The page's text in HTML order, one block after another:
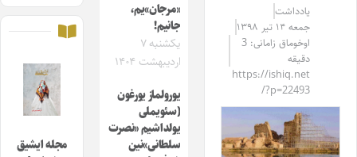
یادداشت
جمعه ۱۴ تیر ۱۳۹۸
اوخوماق زامانی: 3
دقیقه
https://ishiq.net
/?p=22493
«مرجان»یم،
جانیم!
یکشنبه ۷
اردیبهشت ۱۴۰۴
یورولماز یورغون
(سئویملی
یولداشیم «نصرت
سلطانی»نین
مجله ایشیق